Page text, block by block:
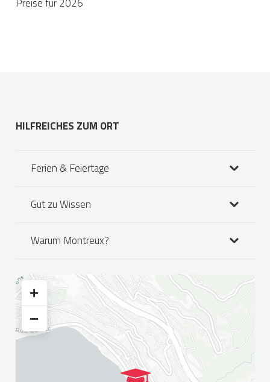
HILFREICHES ZUM ORT
Ferien & Feiertage
Gut zu Wissen
Warum Montreux?
+
−